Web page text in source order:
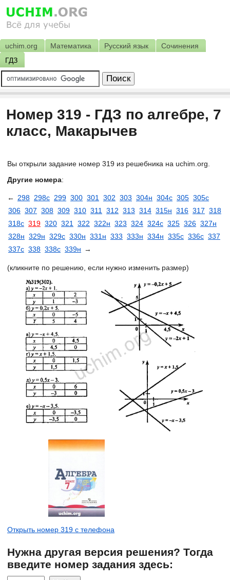
uchim.org Математика Русский язык
Сочинения
ГДЗ
Номер 319 - ГДЗ по алгебре, 7
класс, Макарычев
Вы открыли задание номер 319 из решебника на uchim.org.
Другие номера:
← 298 298с 299 300 301 302 303 304н 304с 305 305с
306 307 308 309 310 311 312 313 314 315н 316 317 318
318с 319 320 321 322 322н 323 324 324с 325 326 327н
328н 329н 329с 330н 331н 333 333н 334н 335с 336с 337
337с 338 338с 339н →
(кликните по решению, если нужно изменить размер)
Открыть номер 319 с телефона
Нужна другая версия решения? Тогда
введите номер задания здесь: